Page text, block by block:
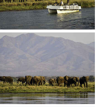
Show larger version